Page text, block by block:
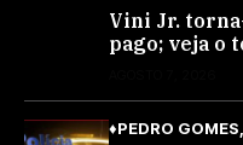
Vini Jr.
pago; veja o
♦PEDRO GOMES